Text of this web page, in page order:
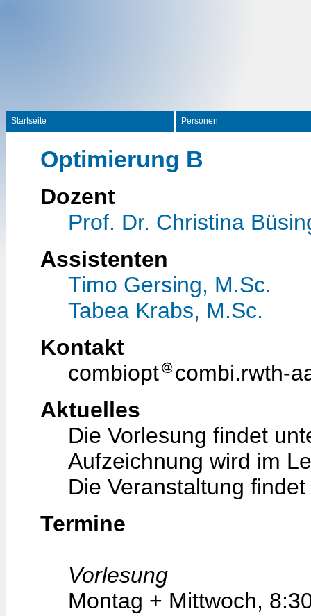
Startseite Personen
Optimierung B
Dozent
Prof. Dr. Christina
Assistenten
Timo Gersing, M.Sc.
Tabea Krabs, M.Sc.
Kontakt
combiopt
combi.rwth-
Aktuelles
Die Vorlesung findet
Aufzeichnung wird im
Die Veranstaltung
Termine
Vorlesung
Montag + Mittwoch,